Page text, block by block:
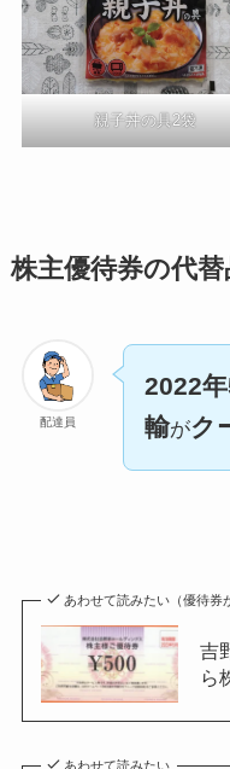
親子丼の具2袋
株主優待券の代替
配達員
2022
輸がク
あわせて読みたい（優待券
吉
ら
あわせて読みたい